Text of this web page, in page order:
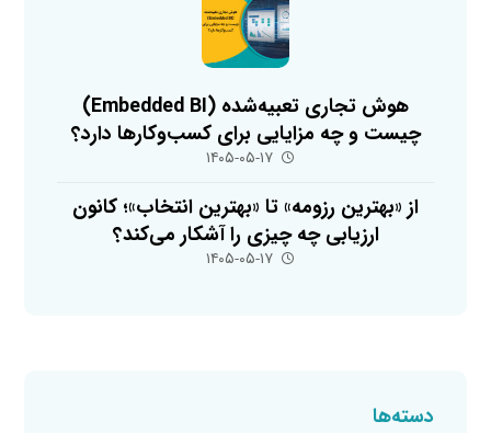
هوش تجاری تعبیه‌شده (Embedded BI)
چیست و چه مزایایی برای کسب‌وکارها دارد؟
۱۴۰۵-۰۵-۱۷
از «بهترین رزومه» تا «بهترین انتخاب»؛ کانون
ارزیابی چه چیزی را آشکار می‌کند؟
۱۴۰۵-۰۵-۱۷
دسته‌ها